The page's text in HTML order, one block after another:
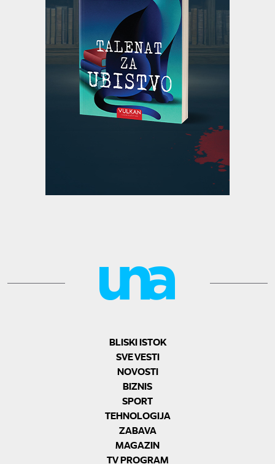
BLISKI ISTOK
SVE VESTI
NOVOSTI
BIZNIS
SPORT
TEHNOLOGIJA
ZABAVA
MAGAZIN
TV PROGRAM